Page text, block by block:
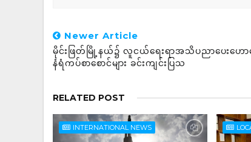
Newer Article
မိုင်းဖြတ်မြို့နယ်၌ လူငယ်ရေးရာအသိပညာပေးဟောပ
နံရံကပ်စာစောင်များ ခင်းကျင်းပြသ
RELATED POST
INTERNATIONAL NEWS